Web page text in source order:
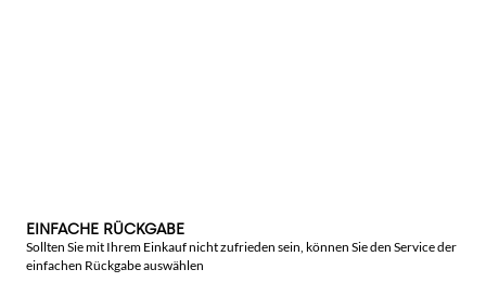
EINFACHE RÜCKGABE
Sollten Sie mit Ihrem Einkauf nicht zufrieden sein, können Sie den Service der
einfachen Rückgabe auswählen